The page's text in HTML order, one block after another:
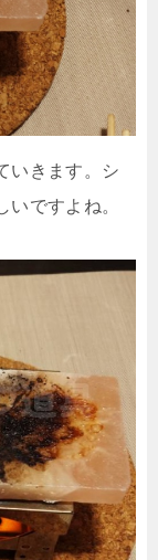
いきます。シ
ですよね。